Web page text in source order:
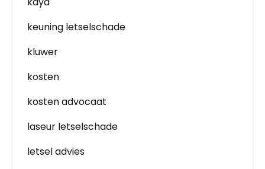
keuning letselschade
kluwer
kosten
kosten advocaat
laseur letselschade
letsel advies